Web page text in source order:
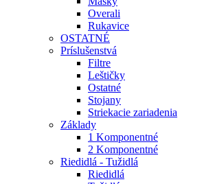
Overali
Rukavice
OSTATNÉ
Príslušenstvá
Filtre
Leštičky
Ostatné
Stojany
Striekacie zariadenia
Základy
1 Komponentné
2 Komponentné
Riedidlá - Tužidlá
Riedidlá